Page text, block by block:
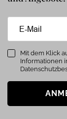
Mit dem Klick
Informationen